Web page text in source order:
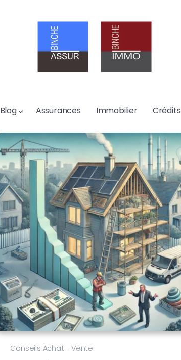
Blog Assurances Immobilier Crédits
Conseils Achat - Vente